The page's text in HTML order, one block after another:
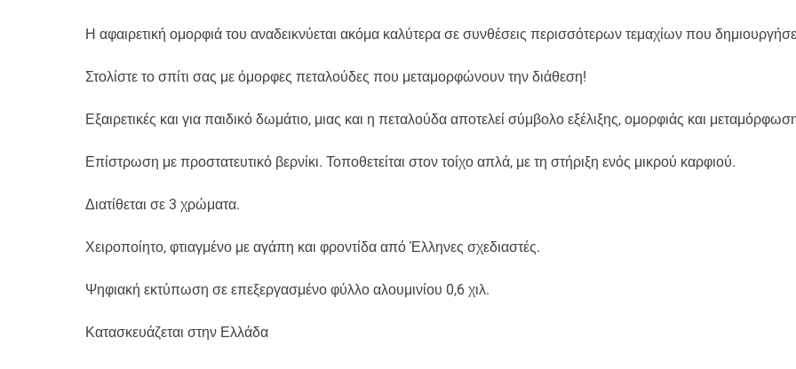
Η αφαιρετική ομορφιά του αναδεικνύεται ακόμα καλύτερα σε συνθέσεις περισσότερων τεμαχίων που
Στολίστε το σπίτι σας με όμορφες πεταλούδες που μεταμορφώνουν την διάθεση!
Εξαιρετικές και για παιδικό δωμάτιο, μιας και η πεταλούδα αποτελεί σύμβολο εξέλιξης, ομορφιάς και
Επίστρωση με προστατευτικό βερνίκι. Τοποθετείται στον τοίχο απλά, με τη στήριξη ενός μικρού καρφιού.
Διατίθεται σε 3 χρώματα.
Χειροποίητο, φτιαγμένο με αγάπη και φροντίδα από Έλληνες σχεδιαστές.
Ψηφιακή εκτύπωση σε επεξεργασμένο φύλλο αλουμινίου 0,6 χιλ.
Κατασκευάζεται στην Ελλάδα